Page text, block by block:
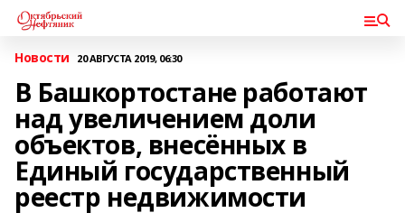
Новости 20 АВГУСТА 2019, 06:30
В Башкортостане работают
над увеличением доли
объектов, внесённых в
Единый государственный
реестр недвижимости